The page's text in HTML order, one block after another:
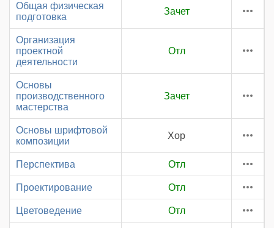
Общая физическая
подготовка
Зачет
Организация
проектной
деятельности
Отл
Основы
производственного
мастерства
Зачет
Основы шрифтовой
композиции
Хор
Перспектива Отл
Проектирование Отл
Цветоведение Отл